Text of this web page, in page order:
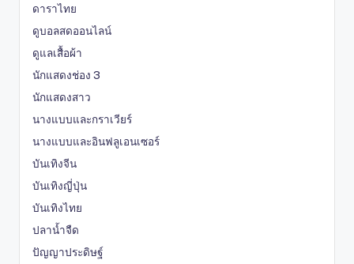
ดาราไทย
ดูบอลสดออนไลน์
ดูแลเสื้อผ้า
นักแสดงช่อง 3
นักแสดงสาว
นางแบบและกราเวียร์
นางแบบและอินฟลูเอนเซอร์
บันเทิงจีน
บันเทิงญี่ปุ่น
บันเทิงไทย
ปลาน้ำจืด
ปัญญาประดิษฐ์